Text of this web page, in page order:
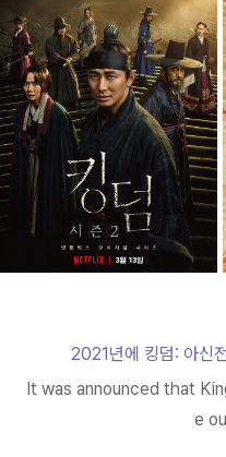
2021년에 킹덤: 아신
It was announced that
e